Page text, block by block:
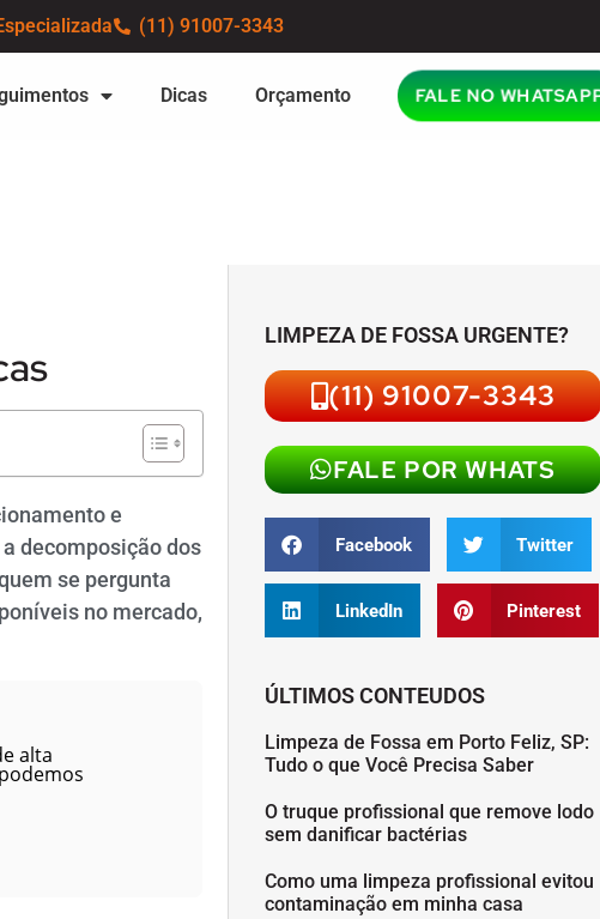
(11) 91007-3343
Dicas Orçamento FALE NO
e
decomposição dos
se pergunta
no mercado,
alta
LIMPEZA DE FOSSA URGENTE?
(11) 91007-3343
FALE POR WHATS
Facebook Twitter
LinkedIn Pinterest
ÚLTIMOS CONTEUDOS
Limpeza de Fossa em Porto Feliz, SP:
Tudo o que Você Precisa Saber
O truque profissional que remove lodo
sem danificar bactérias
Como uma limpeza profissional evitou
contaminação em minha casa